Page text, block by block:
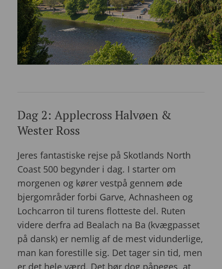
Dag 2: Applecross Halvøen &
Wester Ross
Jeres fantastiske rejse på Skotlands North
Coast 500 begynder i dag. I starter om
morgenen og kører vestpå gennem øde
bjergområder forbi Garve, Achnasheen og
Lochcarron til turens flotteste del. Ruten
videre derfra ad Bealach na Ba (kvægpasset
på dansk) er nemlig af de mest vidunderlige,
man kan forestille sig. Det tager sin tid, men